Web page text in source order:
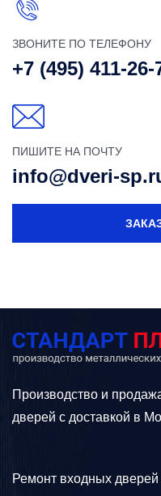
ЗВОНИТЕ ПО ТЕЛЕФОНУ
+7 (495) 411-26-
ПИШИТЕ НА ПОЧТУ
info@dveri-
Производство и
дверей с доставкой в
Ремонт входных дверей